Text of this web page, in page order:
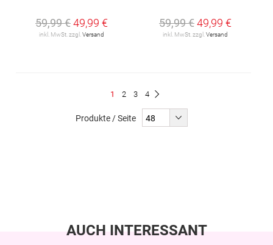
59,99 €49,99 €
inkl. MwSt. zzgl. Versand
59,99 €49,99 €
inkl. MwSt. zzgl. Versand
Du
1 Seite
2 Seite
3 Seite
4
Produkte / Seite
AUCH INTERESSANT